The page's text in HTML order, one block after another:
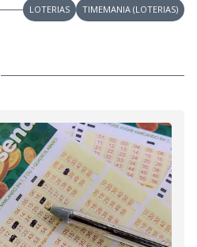
LOTERIAS TIMEMANIA (LOTERIAS)